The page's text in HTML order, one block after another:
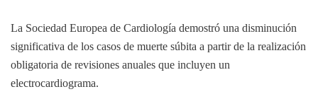
La Sociedad Europea de Cardiología demostró una disminución
significativa de los casos de muerte súbita a partir de la realización
obligatoria de revisiones anuales que incluyen un
electrocardiograma.